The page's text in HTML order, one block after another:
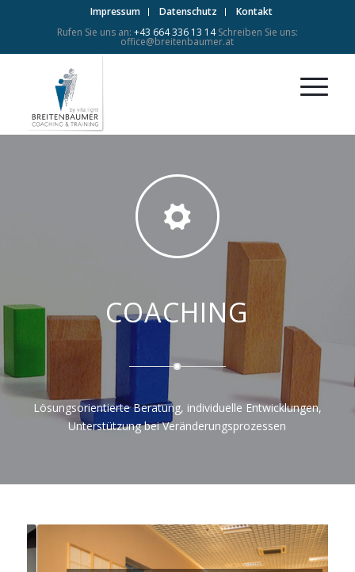
Impressum Datenschutz
Kontakt
Rufen Sie uns an: +43 664 336 13 14Schreiben Sie uns:
office@breitenbaumer.at
COACHING
Lösungsorientierte Beratung, individuelle Entwicklungen,
Unterstützung bei Veränderungsprozessen